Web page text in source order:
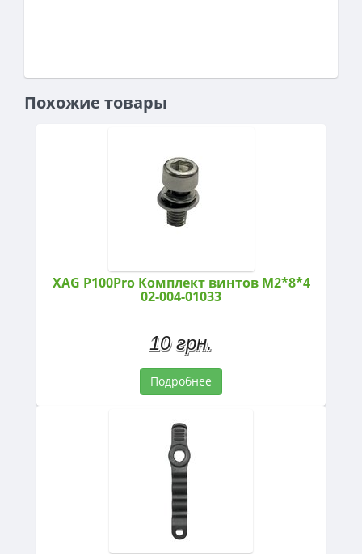
Похожие товары
XAG P100Pro Комплект винтов M2*8*4
02-004-01033
10 грн.
Подробнее